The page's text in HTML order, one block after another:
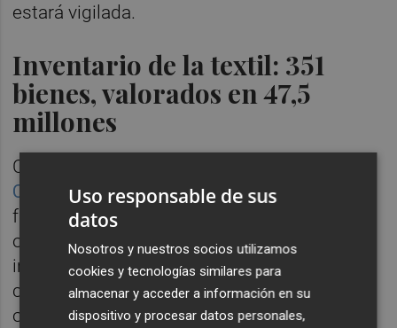
estará vigilada.
Inventario de la textil: 351
bienes, valorados en 47,5
millones
Cabe recordar que el
Claire
está formado por351 bienes
fabricación, transporte y logística, entre
otros, máquinas textiles, hormas, planchas,
impresoras, aparatos de tintura, secadores,
camiones, plegadoras, máquinas de coser u
ordenadores. Todos ellos tienen un valor
Uso responsable de sus
datos
Nosotros y nuestros socios utilizamos
cookies y tecnologías similares para
almacenar y acceder a información en su
dispositivo y procesar datos personales,